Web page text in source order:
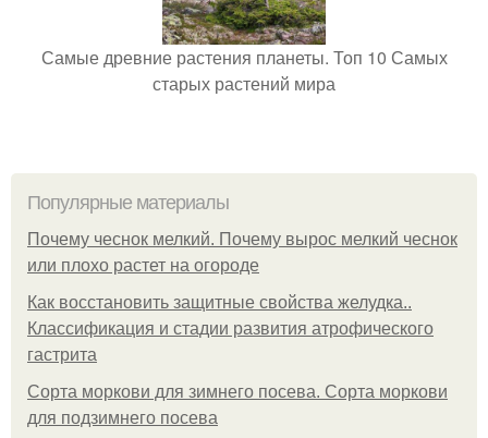
Самые древние растения планеты. Топ 10 Самых
старых растений мира
Популярные материалы
Почему чеснок мелкий. Почему вырос мелкий чеснок
или плохо растет на огороде
Как восстановить защитные свойства желудка..
Классификация и стадии развития атрофического
гастрита
Сорта моркови для зимнего посева. Сорта моркови
для подзимнего посева